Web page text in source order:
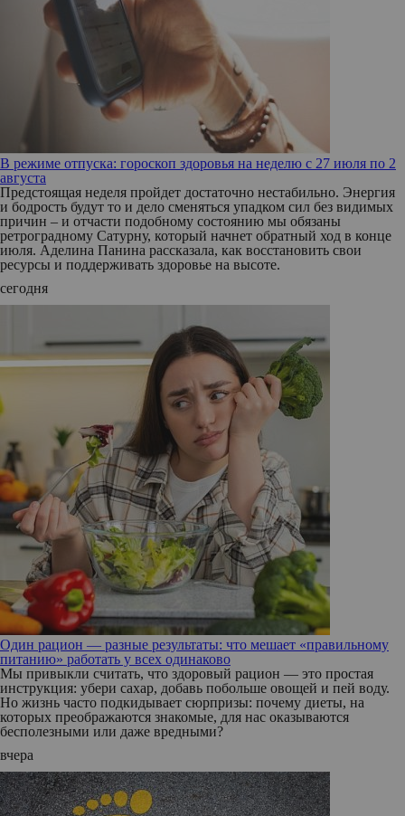
В режиме отпуска: гороскоп здоровья на неделю с 27 июля по 2
августа
Предстоящая неделя пройдет достаточно нестабильно. Энергия
и бодрость будут то и дело сменяться упадком сил без видимых
причин – и отчасти подобному состоянию мы обязаны
ретроградному Сатурну, который начнет обратный ход в конце
июля. Аделина Панина рассказала, как восстановить свои
ресурсы и поддерживать здоровье на высоте.
сегодня
Один рацион — разные результаты: что мешает «правильному
питанию» работать у всех одинаково
Мы привыкли считать, что здоровый рацион — это простая
инструкция: убери сахар, добавь побольше овощей и пей воду.
Но жизнь часто подкидывает сюрпризы: почему диеты, на
которых преображаются знакомые, для нас оказываются
бесполезными или даже вредными?
вчера